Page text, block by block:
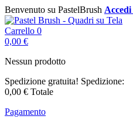
Benvenuto su PastelBrush Accedi
Carrello 0
0,00 €
Nessun prodotto
Spedizione gratuita! Spedizione:
0,00 € Totale
Pagamento